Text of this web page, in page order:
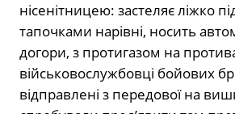
нісенітницею: застеляє ліжко
тапочками нарівні, носить
догори, з протигазом на
військовослужбовці бойових
відправлені з передової на